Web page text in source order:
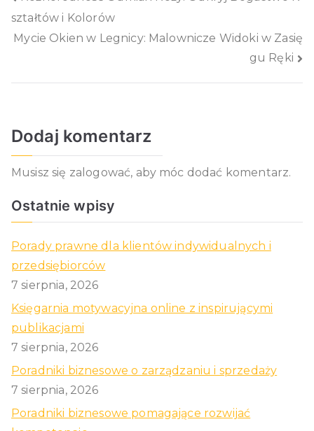
wpisu
ształtów i Kolorów
Mycie Okien w Legnicy: Malownicze Widoki w Zasię
gu Ręki
Dodaj komentarz
Musisz się zalogować, aby móc dodać komentarz.
Ostatnie wpisy
Porady prawne dla klientów indywidualnych i
przedsiębiorców
7 sierpnia, 2026
Księgarnia motywacyjna online z inspirującymi
publikacjami
7 sierpnia, 2026
Poradniki biznesowe o zarządzaniu i sprzedaży
7 sierpnia, 2026
Poradniki biznesowe pomagające rozwijać